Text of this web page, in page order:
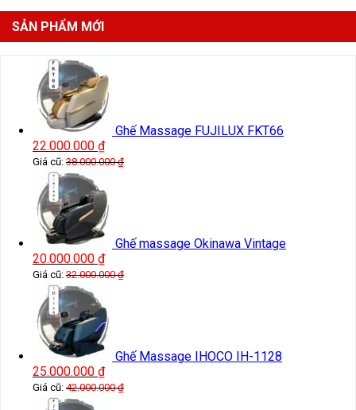
SẢN PHẨM MỚI
Ghế Massage FUJILUX FKT66
22.000.000 ₫
Giá cũ: 38.000.000₫
Ghế massage Okinawa Vintage
20.000.000 ₫
Giá cũ: 32.000.000₫
Ghế Massage IHOCO IH-1128
25.000.000 ₫
Giá cũ: 42.000.000₫